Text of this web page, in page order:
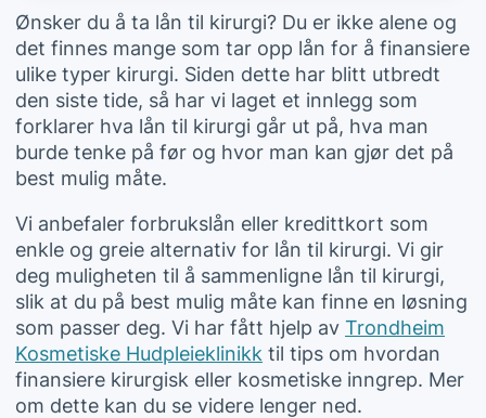
Ønsker du å ta lån til kirurgi? Du er ikke alene og
det finnes mange som tar opp lån for å finansiere
ulike typer kirurgi. Siden dette har blitt utbredt
den siste tide, så har vi laget et innlegg som
forklarer hva lån til kirurgi går ut på, hva man
burde tenke på før og hvor man kan gjør det på
best mulig måte.
Vi anbefaler forbrukslån eller kredittkort som
enkle og greie alternativ for lån til kirurgi. Vi gir
deg muligheten til å sammenligne lån til kirurgi,
slik at du på best mulig måte kan finne en løsning
som passer deg. Vi har fått hjelp av Trondheim
Kosmetiske Hudpleieklinikk til tips om hvordan
finansiere kirurgisk eller kosmetiske inngrep. Mer
om dette kan du se videre lenger ned.